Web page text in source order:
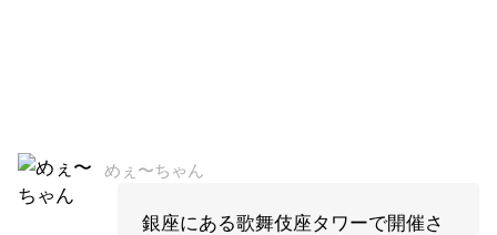
めぇ〜ちゃん
銀座にある歌舞伎座タワーで開催さ